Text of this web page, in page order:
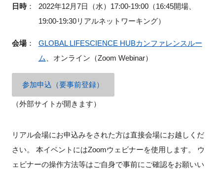
日時：
2022年12月7日（水）17:00-19:00（16:45開場、
19:00-19:30リアルネットワーキング）
会場：
GLOBAL LIFESCIENCE HUBカンファレンスルー
ム 、オンライン（Zoom Webinar）
参加申込（要事前登録）
（外部サイトが開きます）
リアル会場にお申込みをされた方は直接会場にお越しくだ
さい。 本イベントにはZoomウェビナーを使用します。 ウ
ェビナーの操作方法等はご自身で事前にご確認をお願いい